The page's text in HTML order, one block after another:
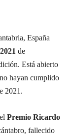
España
2021 de
Está abierto
hayan cumplido
2021.
Premio Ricardo
fallecido